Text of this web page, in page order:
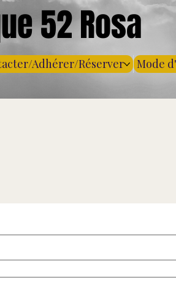
52 Rosa
Adhérer/Réserver Mode